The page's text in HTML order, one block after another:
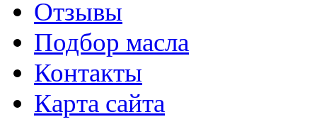
Отзывы
Подбор масла
Контакты
Карта сайта